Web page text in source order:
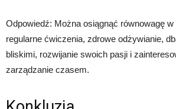
Odpowiedź: Można osiągnąć równowagę
regularne ćwiczenia, zdrowe odżywianie,
bliskimi, rozwijanie swoich pasji i
zarządzanie czasem.